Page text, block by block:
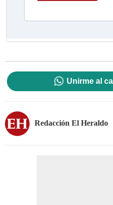
Unirme al
Redacción El Heraldo